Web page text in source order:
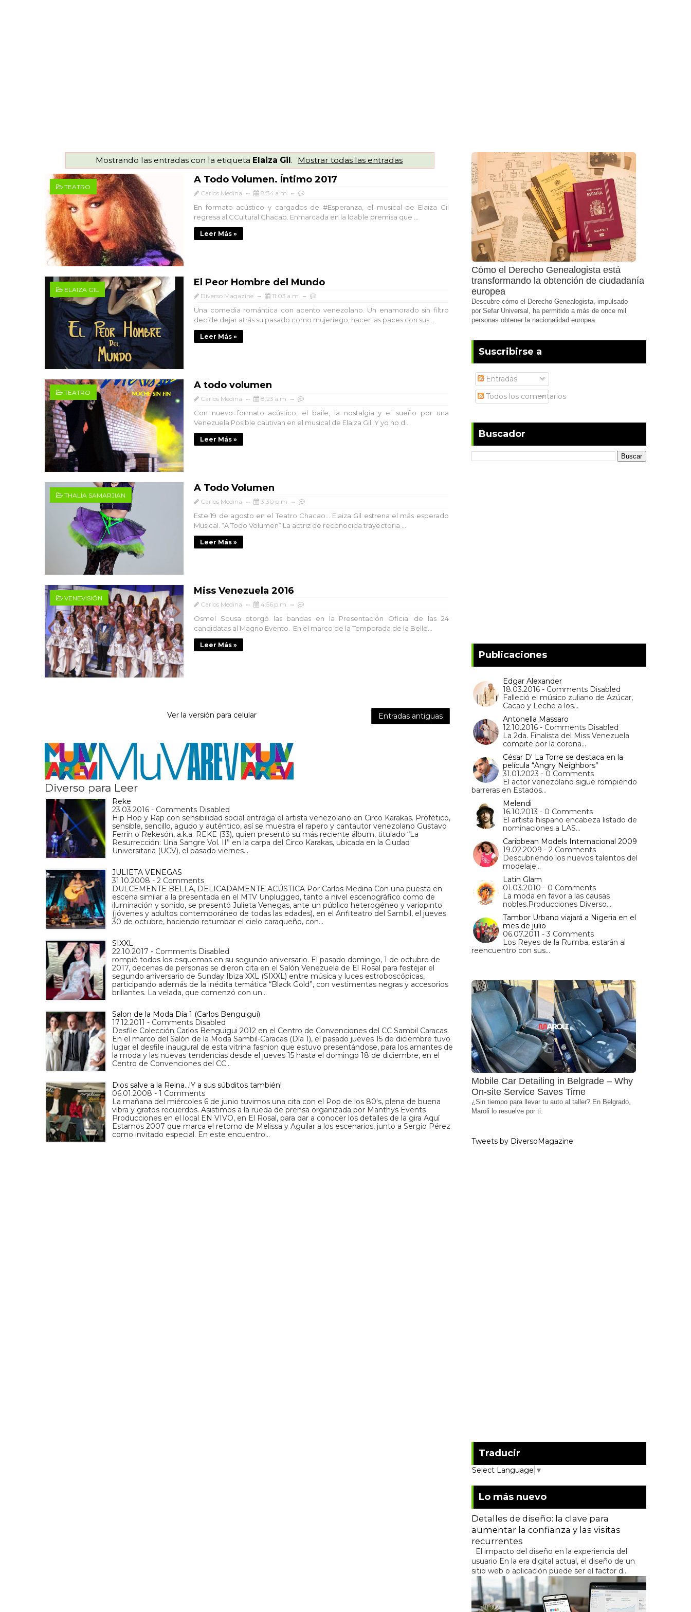
Mostrando las entradas con la etiqueta Elaiza Gil. Mostrar todas las entradas
TEATRO
A Todo Volumen. Íntimo 2017
Carlos Medina 8:34 a.m.
En formato acústico y cargados de #Esperanza, el musical de Elaiza Gil
regresa al CCultural Chacao. Enmarcada en la loable premisa que ...
Leer Más »
ELAIZA GIL
El Peor Hombre del Mundo
Diverso Magazine 11:03 a.m.
Una comedia romántica con acento venezolano. Un enamorado sin filtro
decide dejar atrás su pasado como mujeriego, hacer las paces con sus...
Leer Más »
TEATRO
A todo volumen
Carlos Medina 8:23 a.m.
Con nuevo formato acústico, el baile, la nostalgia y el sueño por una
Venezuela Posible cautivan en el musical de Elaiza Gil. Y yo no d...
Leer Más »
THALÍA SAMARJIAN
A Todo Volumen
Carlos Medina 3:30 p.m.
Este 19 de agosto en el Teatro Chacao… Elaiza Gil estrena el más esperado
Musical. “A Todo Volumen” La actriz de reconocida trayectoria ...
Leer Más »
VENEVISIÓN
Miss Venezuela 2016
Carlos Medina 4:56 p.m.
Osmel Sousa otorgó las bandas en la Presentación Oficial de las 24
candidatas al Magno Evento. En el marco de la Temporada de la Belle...
Leer Más »
Entradas antiguas
Ver la versión para celular
Diverso para Leer
Reke
23.03.2016 - Comments Disabled
Hip Hop y Rap con sensibilidad social entrega el artista venezolano en Circo Karakas. Profético,
sensible, sencillo, agudo y auténtico, así se muestra el rapero y cantautor venezolano Gustavo
Ferrín o Rekesón, a.k.a. REKE (33), quien presentó su más reciente álbum, titulado “La
Resurrección: Una Sangre Vol. II” en la carpa del Circo Karakas, ubicada en la Ciudad
Universitaria (UCV), el pasado viernes…
JULIETA VENEGAS
31.10.2008 - 2 Comments
DULCEMENTE BELLA, DELICADAMENTE ACÚSTICA Por Carlos Medina Con una puesta en
escena similar a la presentada en el MTV Unplugged, tanto a nivel escenográfico como de
iluminación y sonido, se presentó Julieta Venegas, ante un público heterogéneo y variopinto
(jóvenes y adultos contemporáneo de todas las edades), en el Anfiteatro del Sambil, el jueves
30 de octubre, haciendo retumbar el cielo caraqueño, con…
SIXXL
22.10.2017 - Comments Disabled
rompió todos los esquemas en su segundo aniversario. El pasado domingo, 1 de octubre de
2017, decenas de personas se dieron cita en el Salón Venezuela de El Rosal para festejar el
segundo aniversario de Sunday Ibiza XXL (SIXXL) entre música y luces estroboscópicas,
participando además de la inédita temática “Black Gold”, con vestimentas negras y accesorios
brillantes. La velada, que comenzó con un…
Salon de la Moda Día 1 (Carlos Benguigui)
17.12.2011 - Comments Disabled
Desfile Colección Carlos Benguigui 2012 en el Centro de Convenciones del CC Sambil Caracas.
En el marco del Salón de la Moda Sambil-Caracas (Día 1), el pasado jueves 15 de diciembre tuvo
lugar el desfile inaugural de esta vitrina fashion que estuvo presentándose, para los amantes de
la moda y las nuevas tendencias desde el jueves 15 hasta el domingo 18 de diciembre, en el
Centro de Convenciones del CC…
Dios salve a la Reina...!Y a sus súbditos también!
06.01.2008 - 1 Comments
La mañana del miércoles 6 de junio tuvimos una cita con el Pop de los 80's, plena de buena
vibra y gratos recuerdos. Asistimos a la rueda de prensa organizada por Manthys Events
Producciones en el local EN VIVO, en El Rosal, para dar a conocer los detalles de la gira Aquí
Estamos 2007 que marca el retorno de Melissa y Aguilar a los escenarios, junto a Sergio Pérez
como invitado especial. En este encuentro…
Cómo el Derecho Genealogista está
transformando la obtención de ciudadanía
europea
Descubre cómo el Derecho Genealogista, impulsado
por Sefar Universal, ha permitido a más de once mil
personas obtener la nacionalidad europea.
Suscribirse a
Entradas
Todos los comentarios
Buscador
Publicaciones
Edgar Alexander
18.03.2016 - Comments Disabled
Falleció el músico zuliano de Azúcar,
Cacao y Leche a los…
Antonella Massaro
12.10.2016 - Comments Disabled
La 2da. Finalista del Miss Venezuela
compite por la corona…
César D' La Torre se destaca en la
película “Angry Neighbors”
31.01.2023 - 0 Comments
El actor venezolano sigue rompiendo
barreras en Estados…
Melendi
16.10.2013 - 0 Comments
El artista hispano encabeza listado de
nominaciones a LAS…
Caribbean Models Internacional 2009
19.02.2009 - 2 Comments
Descubriendo los nuevos talentos del
modelaje…
Latin Glam
01.03.2010 - 0 Comments
La moda en favor a las causas
nobles.Producciones Diverso…
Tambor Urbano viajará a Nigeria en el
mes de julio
06.07.2011 - 3 Comments
Los Reyes de la Rumba, estarán al
reencuentro con sus…
Mobile Car Detailing in Belgrade – Why
On-site Service Saves Time
¿Sin tiempo para llevar tu auto al taller? En Belgrado,
Maroli lo resuelve por ti.
Tweets by DiversoMagazine
Traducir
Select Language ▼
Lo más nuevo
Detalles de diseño: la clave para
aumentar la confianza y las visitas
recurrentes
El impacto del diseño en la experiencia del
usuario En la era digital actual, el diseño de un
sitio web o aplicación puede ser el factor d...